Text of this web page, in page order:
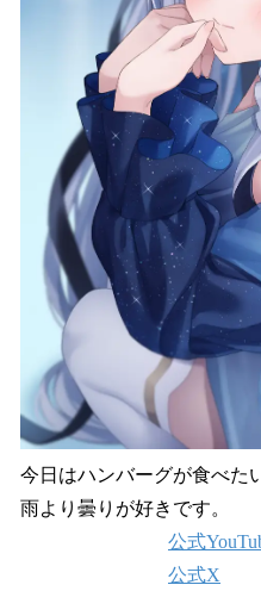
今日はハンバーグが食べた
雨より曇りが好きです。
公式
公式X